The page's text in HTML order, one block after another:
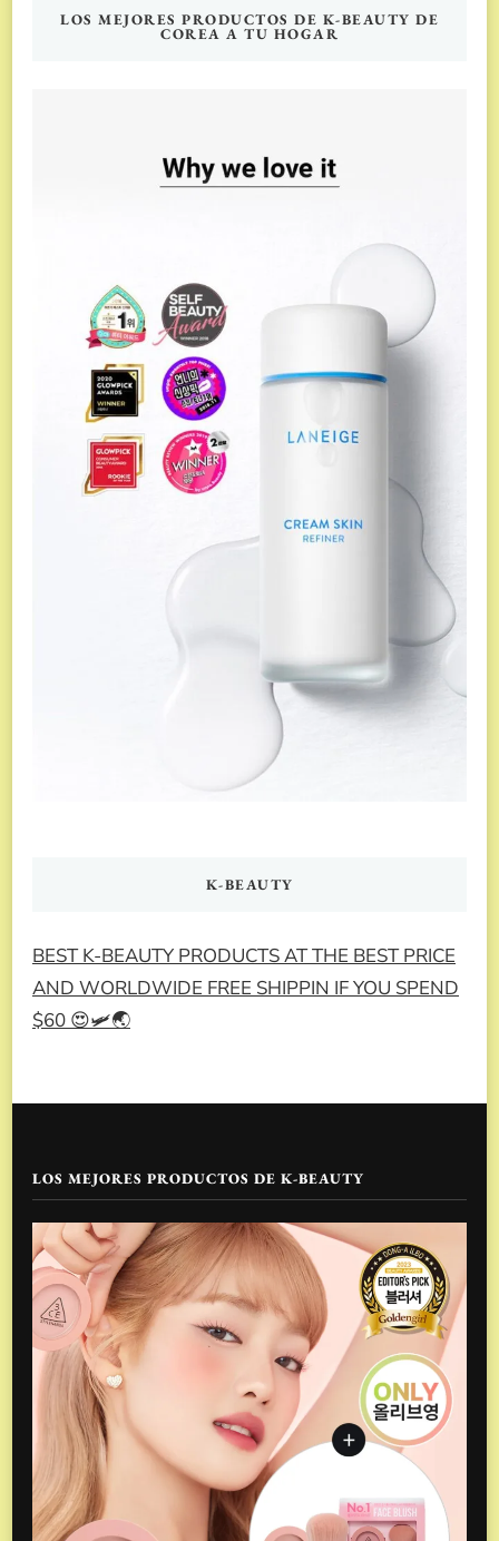
LOS MEJORES PRODUCTOS DE K-BEAUTY DE
COREA A TU HOGAR
K-BEAUTY
BEST K-BEAUTY PRODUCTS AT THE BEST PRICE
AND WORLDWIDE FREE SHIPPIN IF YOU SPEND
$60 😍🛩️🌏
LOS MEJORES PRODUCTOS DE K-BEAUTY